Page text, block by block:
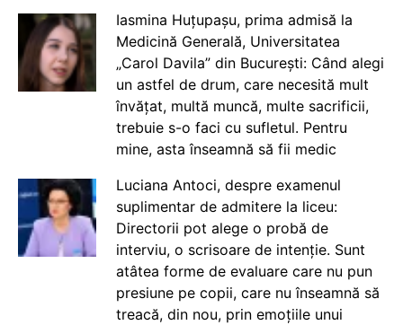
Iasmina Huțupașu, prima admisă la
Medicină Generală, Universitatea
„Carol Davila” din București: Când alegi
un astfel de drum, care necesită mult
învățat, multă muncă, multe sacrificii,
trebuie s-o faci cu sufletul. Pentru
mine, asta înseamnă să fii medic
Luciana Antoci, despre examenul
suplimentar de admitere la liceu:
Directorii pot alege o probă de
interviu, o scrisoare de intenție. Sunt
atâtea forme de evaluare care nu pun
presiune pe copii, care nu înseamnă să
treacă, din nou, prin emoțiile unui